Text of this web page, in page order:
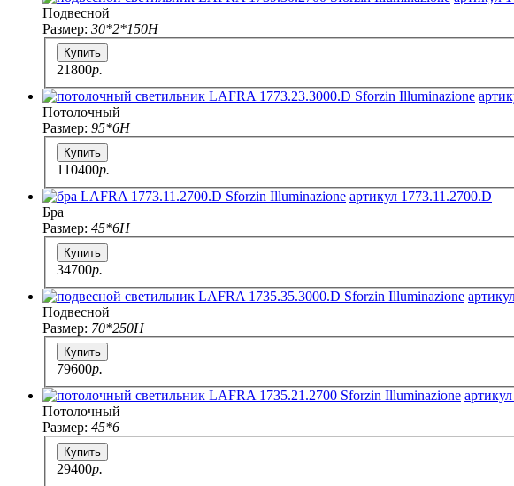
Подвесной
Размер: 30*2*150H
Купить
21800p.
Потолочный
Размер: 95*6H
Купить
110400p.
артикул 1773.11.2700.D
Бра
Размер: 45*6H
Купить
34700p.
Подвесной
Размер: 70*250H
Купить
79600p.
Потолочный
Размер: 45*6
Купить
29400p.